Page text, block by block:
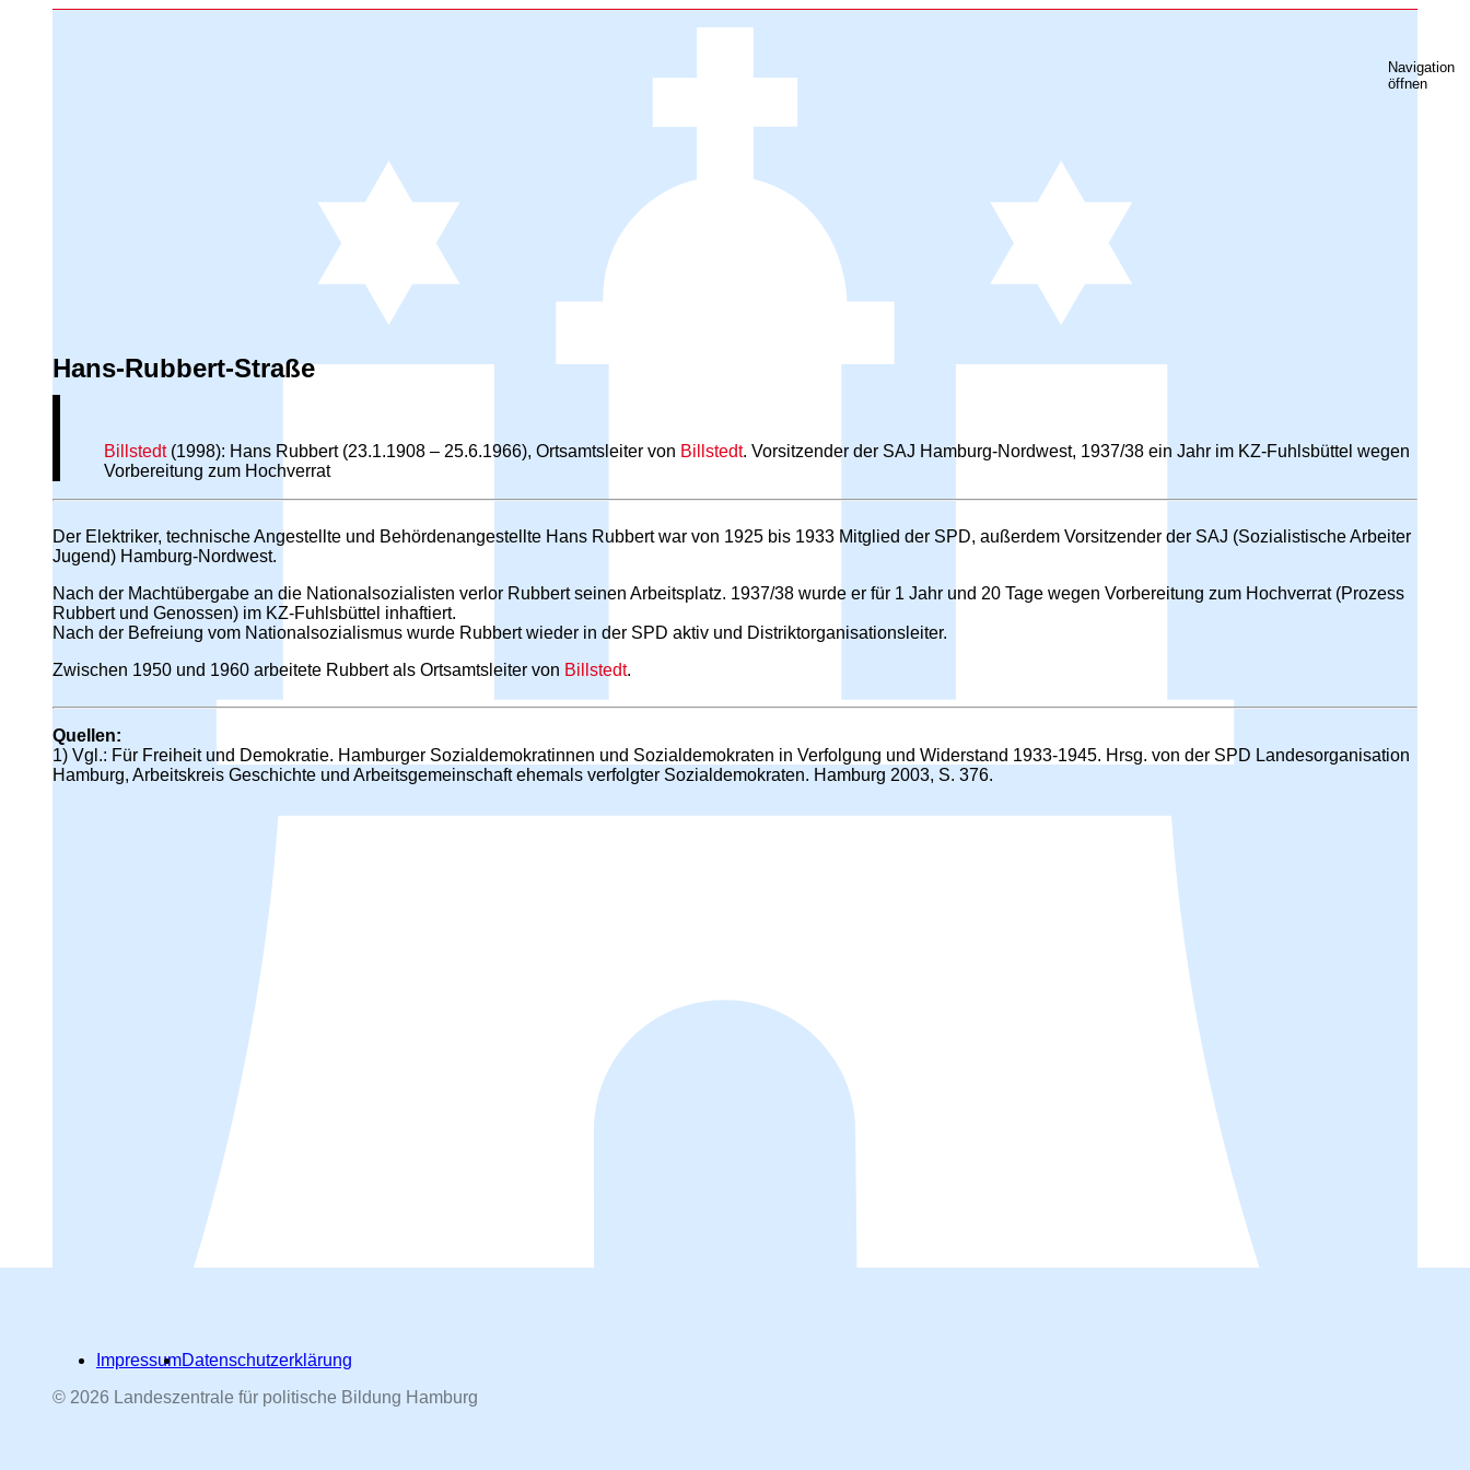
Navigation
öffnen
Hans-Rubbert-Straße
Billstedt(1998): Hans Rubbert (23.1.1908 – 25.6.1966), Ortsamtsleiter von Billstedt. Vorsitzender der SAJ Hamburg-Nordwest, 1937/38 ein Jahr im KZ-Fuhlsbüttel wegen
Vorbereitung zum Hochverrat
Der Elektriker, technische Angestellte und Behördenangestellte Hans Rubbert war von 1925 bis 1933 Mitglied der SPD, außerdem Vorsitzender der SAJ (Sozialistische Arbeiter
Jugend) Hamburg-Nordwest.
Nach der Machtübergabe an die Nationalsozialisten verlor Rubbert seinen Arbeitsplatz. 1937/38 wurde er für 1 Jahr und 20 Tage wegen Vorbereitung zum Hochverrat (Prozess
Rubbert und Genossen) im KZ-Fuhlsbüttel inhaftiert.
Nach der Befreiung vom Nationalsozialismus wurde Rubbert wieder in der SPD aktiv und Distriktorganisationsleiter.
Zwischen 1950 und 1960 arbeitete Rubbert als Ortsamtsleiter von Billstedt.
Quellen:
1) Vgl.: Für Freiheit und Demokratie. Hamburger Sozialdemokratinnen und Sozialdemokraten in Verfolgung und Widerstand 1933-1945. Hrsg. von der SPD Landesorganisation
Hamburg, Arbeitskreis Geschichte und Arbeitsgemeinschaft ehemals verfolgter Sozialdemokraten. Hamburg 2003, S. 376.
ImpressumDatenschutzerklärung
© 2026 Landeszentrale für politische Bildung Hamburg